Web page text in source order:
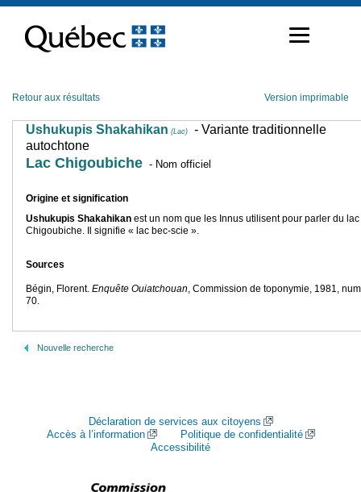
contenu
Retour aux résultats Version imprimable
Ushukupis Shakahikan (Lac)
- Variante traditionnelle
autochtone
Lac Chigoubiche - Nom officiel
Origine et signification
Ushukupis Shakahikan est un nom que les Innus utilisent pour parler du lac
Chigoubiche. Il signifie « lac bec-scie ».
Sources
Bégin, Florent. Enquête Ouiatchouan, Commission de toponymie, 1981,
70.
Nouvelle recherche
Déclaration de services aux citoyens
Accès à l’information
Politique de confidentialité
Accessibilité